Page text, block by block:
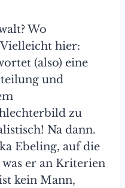
Wo
hier:
(also) eine
und
zu
Na dann.
Ebeling, auf die
er an Kriterien
kein Mann,